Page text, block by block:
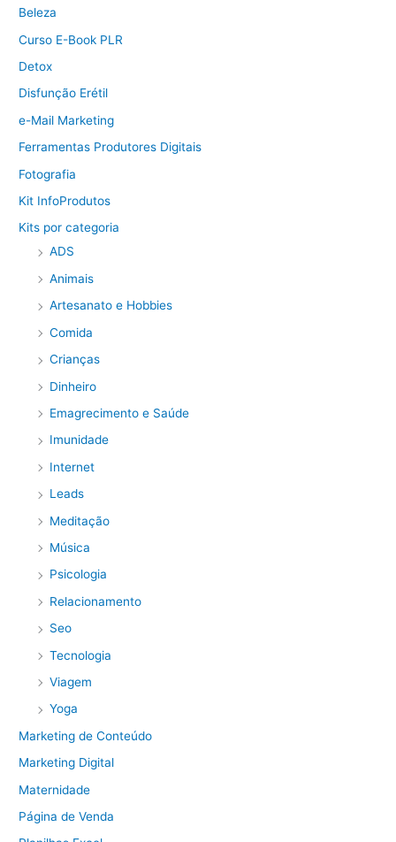
Beleza
Curso E-Book PLR
Detox
Disfunção Erétil
e-Mail Marketing
Ferramentas Produtores Digitais
Fotografia
Kit InfoProdutos
Kits por categoria
ADS
Animais
Artesanato e Hobbies
Comida
Crianças
Dinheiro
Emagrecimento e Saúde
Imunidade
Internet
Leads
Meditação
Música
Psicologia
Relacionamento
Seo
Tecnologia
Viagem
Yoga
Marketing de Conteúdo
Marketing Digital
Maternidade
Página de Venda